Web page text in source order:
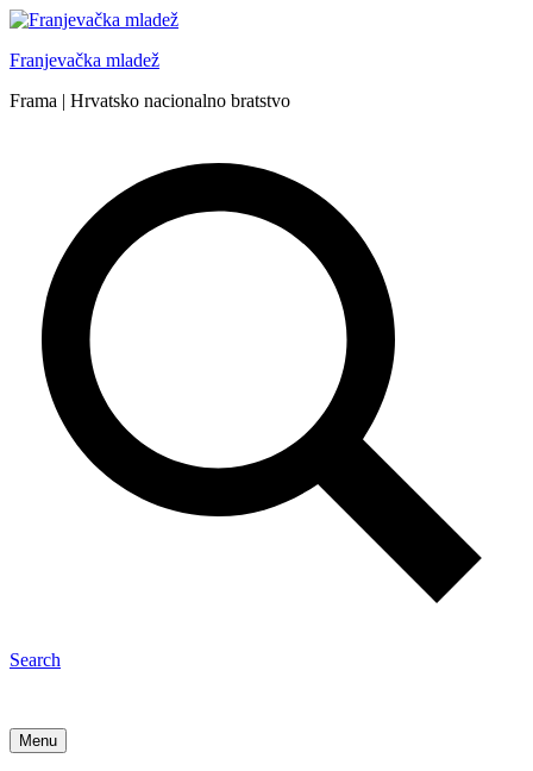
Skip
content
Franjevačka mladež
Frama | Hrvatsko nacionalno bratstvo
Search
Menu